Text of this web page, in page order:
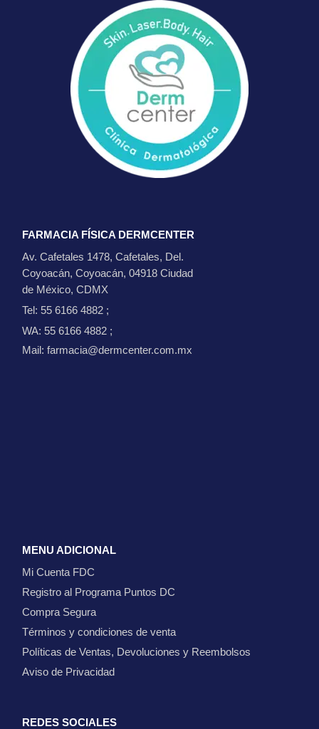
FARMACIA FÍSICA DERMCENTER
Av. Cafetales 1478, Cafetales, Del.
Coyoacán, Coyoacán, 04918 Ciudad
de México, CDMX
Tel: 55 6166 4882 ;
WA: 55 6166 4882 ;
Mail: farmacia@dermcenter.com.mx
MENU ADICIONAL
Mi Cuenta FDC
Registro al Programa Puntos DC
Compra Segura
Términos y condiciones de venta
Políticas de Ventas, Devoluciones y Reembolsos
Aviso de Privacidad
REDES SOCIALES